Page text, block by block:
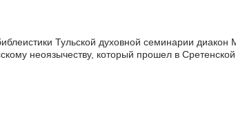
Тульской духовной семинарии диакон
неоязычеству, который прошел в